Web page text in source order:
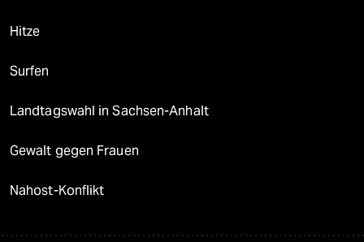
Hitze
Surfen
Landtagswahl in Sachsen-Anhalt
Gewalt gegen Frauen
Nahost-Konflikt